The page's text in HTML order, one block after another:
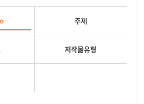
주제
저작물유형